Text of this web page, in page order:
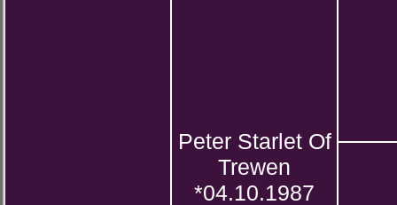
Peter Starlet Of
Trewen
*04.10.1987